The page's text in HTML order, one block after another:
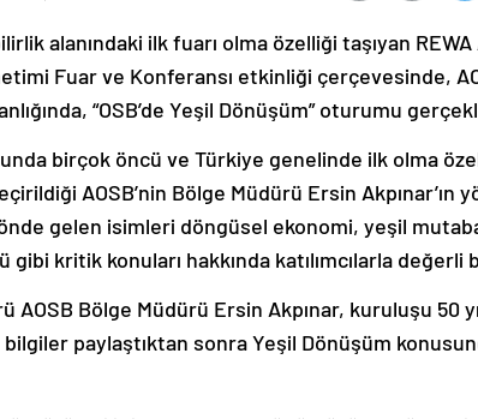
alanındaki ilk fuarı olma özelliği taşıyan
Fuar ve Konferansı etkinliği çerçevesinde,
“OSB’de Yeşil Dönüşüm” oturumu
birçok öncü ve Türkiye genelinde ilk olma
AOSB’nin Bölge Müdürü Ersin Akpınar’ın
gelen isimleri döngüsel ekonomi, yeşil
kritik konuları hakkında katılımcılarla değerli
AOSB Bölge Müdürü Ersin Akpınar, kuruluşu 50
paylaştıktan sonra Yeşil Dönüşüm